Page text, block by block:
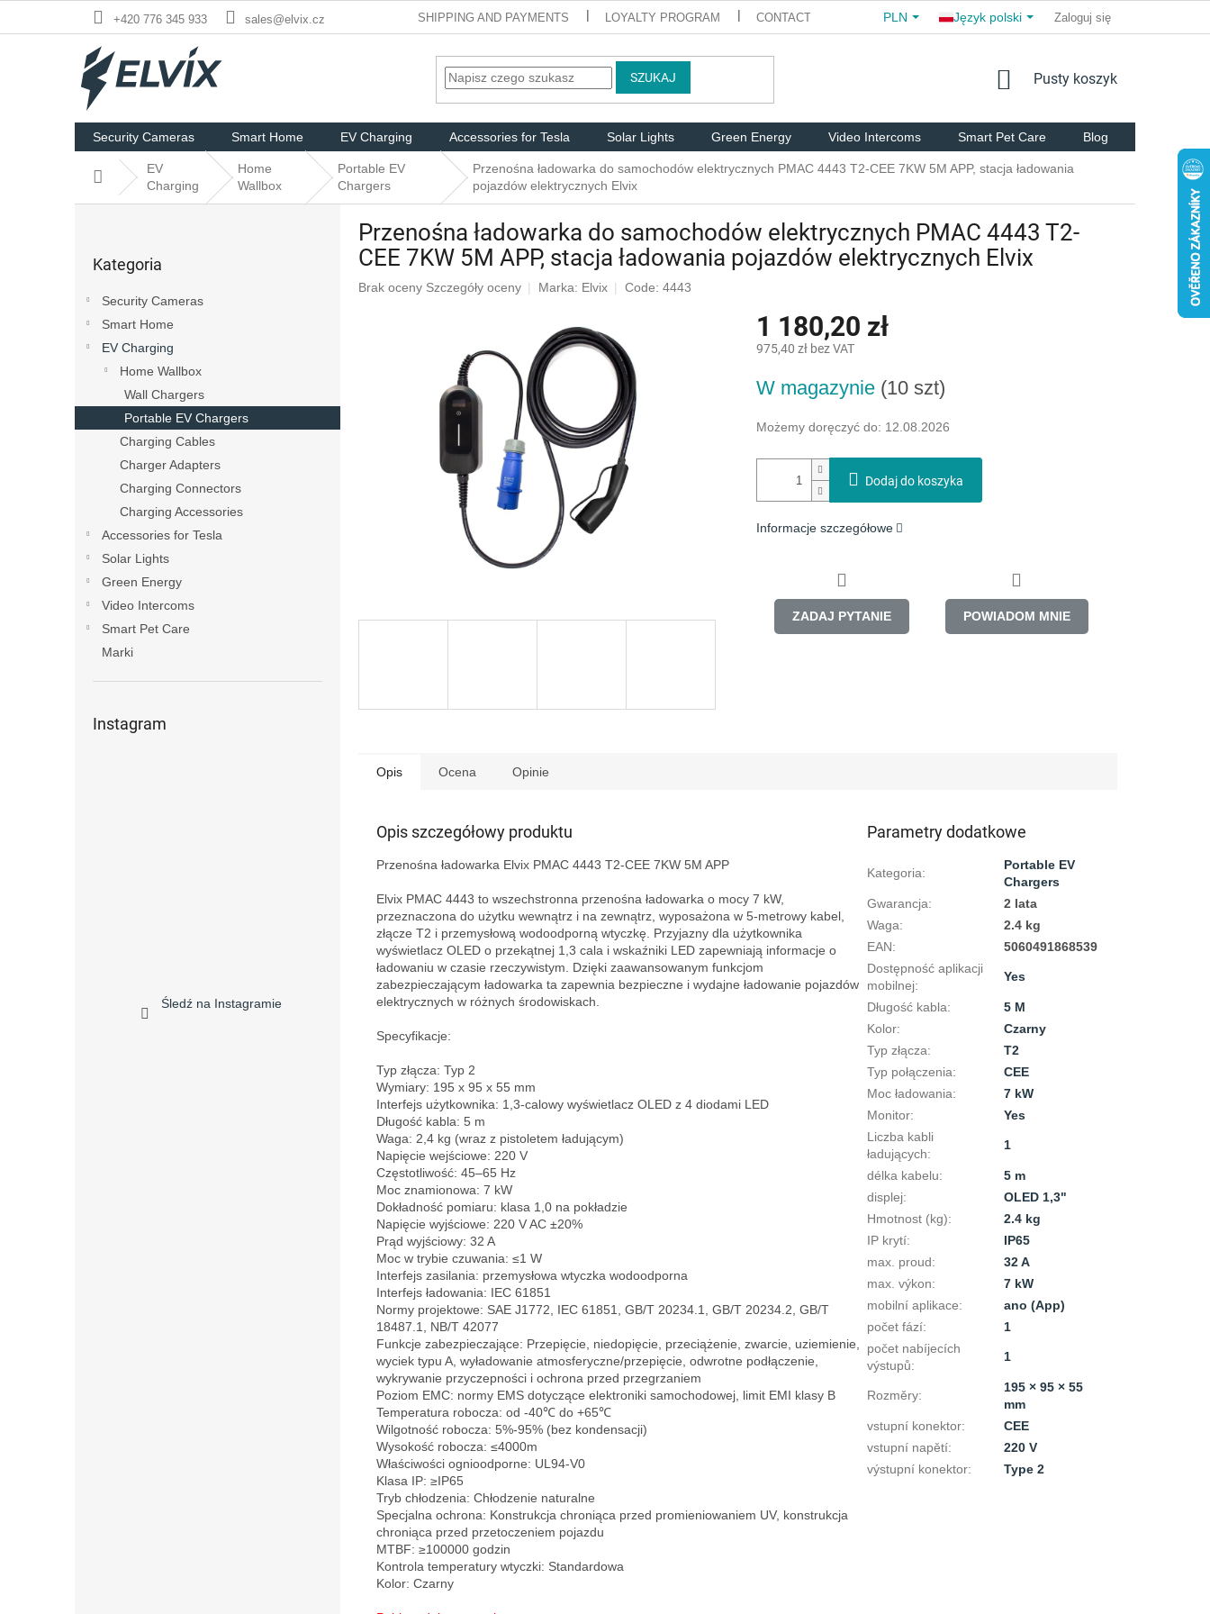
+420 776 345 933 sales@elvix.cz SHIPPING AND PAYMENTS LOYALTY PROGRAM CONTACTS COMMERCIAL TERMS AND CONDITIONS
PLN Język polski Zaloguj się
SZUKAJ KOSZYK
Pusty koszyk
Security Cameras Smart Home EV Charging Accessories for Tesla Solar Lights Green Energy Video Intercoms Smart Pet Care Blog
Home
EV
Charging
Home
Wallbox
Portable EV
Chargers
Przenośna ładowarka do samochodów elektrycznych PMAC 4443 T2-CEE 7KW 5M APP, stacja ładowania
pojazdów elektrycznych Elvix
y
kategorie
Kategoria
Security Cameras
Smart Home
EV Charging
Home Wallbox
Wall Chargers
Portable EV Chargers
Charging Cables
Charger Adapters
Charging Connectors
Charging Accessories
Accessories for Tesla
Solar Lights
Green Energy
Video Intercoms
Smart Pet Care
Marki
Instagram
Śledź na Instagramie
Przenośna ładowarka do samochodów elektrycznych PMAC 4443 T2-
CEE 7KW 5M APP, stacja ładowania pojazdów elektrycznych Elvix
Średnia
Brak oceny Szczegóły oceny Marka: Elvix Code: 4443
1 180,20 zł
975,40 zł bez VAT
jednostkowa:
W magazynie (10 szt)
Możemy doręczyć do: 12.08.2026
Dodaj do koszyka
Informacje szczegółowe
ZADAJ PYTANIE POWIADOM MNIE
Opis Ocena Opinie
Opis szczegółowy produktu
Przenośna ładowarka Elvix PMAC 4443 T2-CEE 7KW 5M APP
Elvix PMAC 4443 to wszechstronna przenośna ładowarka o mocy 7 kW,
przeznaczona do użytku wewnątrz i na zewnątrz, wyposażona w 5-metrowy kabel,
złącze T2 i przemysłową wodoodporną wtyczkę. Przyjazny dla użytkownika
wyświetlacz OLED o przekątnej 1,3 cala i wskaźniki LED zapewniają informacje o
ładowaniu w czasie rzeczywistym. Dzięki zaawansowanym funkcjom
zabezpieczającym ładowarka ta zapewnia bezpieczne i wydajne ładowanie pojazdów
elektrycznych w różnych środowiskach.
Specyfikacje:
Typ złącza: Typ 2
Wymiary: 195 x 95 x 55 mm
Interfejs użytkownika: 1,3-calowy wyświetlacz OLED z 4 diodami LED
Długość kabla: 5 m
Waga: 2,4 kg (wraz z pistoletem ładującym)
Napięcie wejściowe: 220 V
Częstotliwość: 45–65 Hz
Moc znamionowa: 7 kW
Dokładność pomiaru: klasa 1,0 na pokładzie
Napięcie wyjściowe: 220 V AC ±20%
Prąd wyjściowy: 32 A
Moc w trybie czuwania: ≤1 W
Interfejs zasilania: przemysłowa wtyczka wodoodporna
Interfejs ładowania: IEC 61851
Normy projektowe: SAE J1772, IEC 61851, GB/T 20234.1, GB/T 20234.2, GB/T
18487.1, NB/T 42077
Funkcje zabezpieczające: Przepięcie, niedopięcie, przeciążenie, zwarcie, uziemienie,
wyciek typu A, wyładowanie atmosferyczne/przepięcie, odwrotne podłączenie,
wykrywanie przyczepności i ochrona przed przegrzaniem
Poziom EMC: normy EMS dotyczące elektroniki samochodowej, limit EMI klasy B
Temperatura robocza: od -40℃ do +65℃
Wilgotność robocza: 5%-95% (bez kondensacji)
Wysokość robocza: ≤4000m
Właściwości ognioodporne: UL94-V0
Klasa IP: ≥IP65
Tryb chłodzenia: Chłodzenie naturalne
Specjalna ochrona: Konstrukcja chroniąca przed promieniowaniem UV, konstrukcja
chroniąca przed przetoczeniem pojazdu
MTBF: ≥100000 godzin
Kontrola temperatury wtyczki: Standardowa
Kolor: Czarny
Parametry dodatkowe
Kategoria:
Portable EV
Chargers
Gwarancja:
2 lata
Waga:
2.4 kg
EAN:
5060491868539
Dostępność aplikacji
mobilnej:
Yes
Długość kabla:
5 M
Kolor:
Czarny
Typ złącza:
T2
Typ połączenia:
CEE
Moc ładowania:
7 kW
Monitor:
Yes
Liczba kabli
ładujących:
1
délka kabelu:
5 m
displej:
OLED 1,3"
Hmotnost (kg):
2.4 kg
IP krytí:
IP65
max. proud:
32 A
max. výkon:
7 kW
mobilní aplikace:
ano (App)
počet fází:
1
počet nabíjecích
výstupů:
1
Rozměry:
195 × 95 × 55
mm
vstupní konektor:
CEE
vstupní napětí:
220 V
výstupní konektor: Type 2